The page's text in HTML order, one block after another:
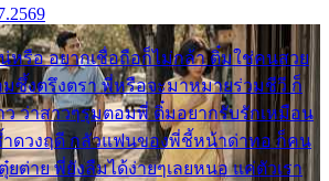
หรือ อยากเชื่อถือก็ไม่กล้า ติ๋มใช่คนสวย
มซึ้งตรึงตรา พี่หรือจะมาหมายร่วมชีวี ก็
ว่าสาวๆรุมตอมพี่ ติ๋มอยากรับรักเหมือน
ดวงฤดี กลัวแฟนของพี่ชี้หน้าด่าทอ ก็คน
ต่าย พี่ยังลืมได้ง่ายๆเลยหนอ แค่ตัวเรา